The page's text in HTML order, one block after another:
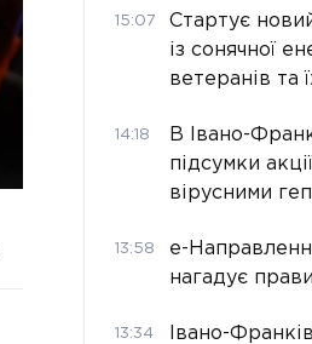
15:07
Стартує
із сонячної
ветеранів та
14:18
В Івано-
підсумки
вірусними
13:58
е-
нагадує
13:34
Івано-